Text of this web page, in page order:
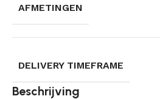
AFMETINGEN
DELIVERY TIMEFRAME
Beschrijving